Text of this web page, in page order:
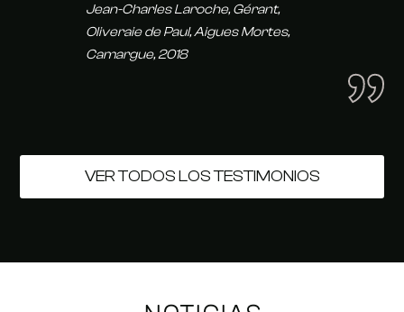
Jean-Charles Laroche, Gérant,
Oliveraie de Paul, Aigues Mortes,
Camargue, 2018
VER TODOS LOS TESTIMONIOS